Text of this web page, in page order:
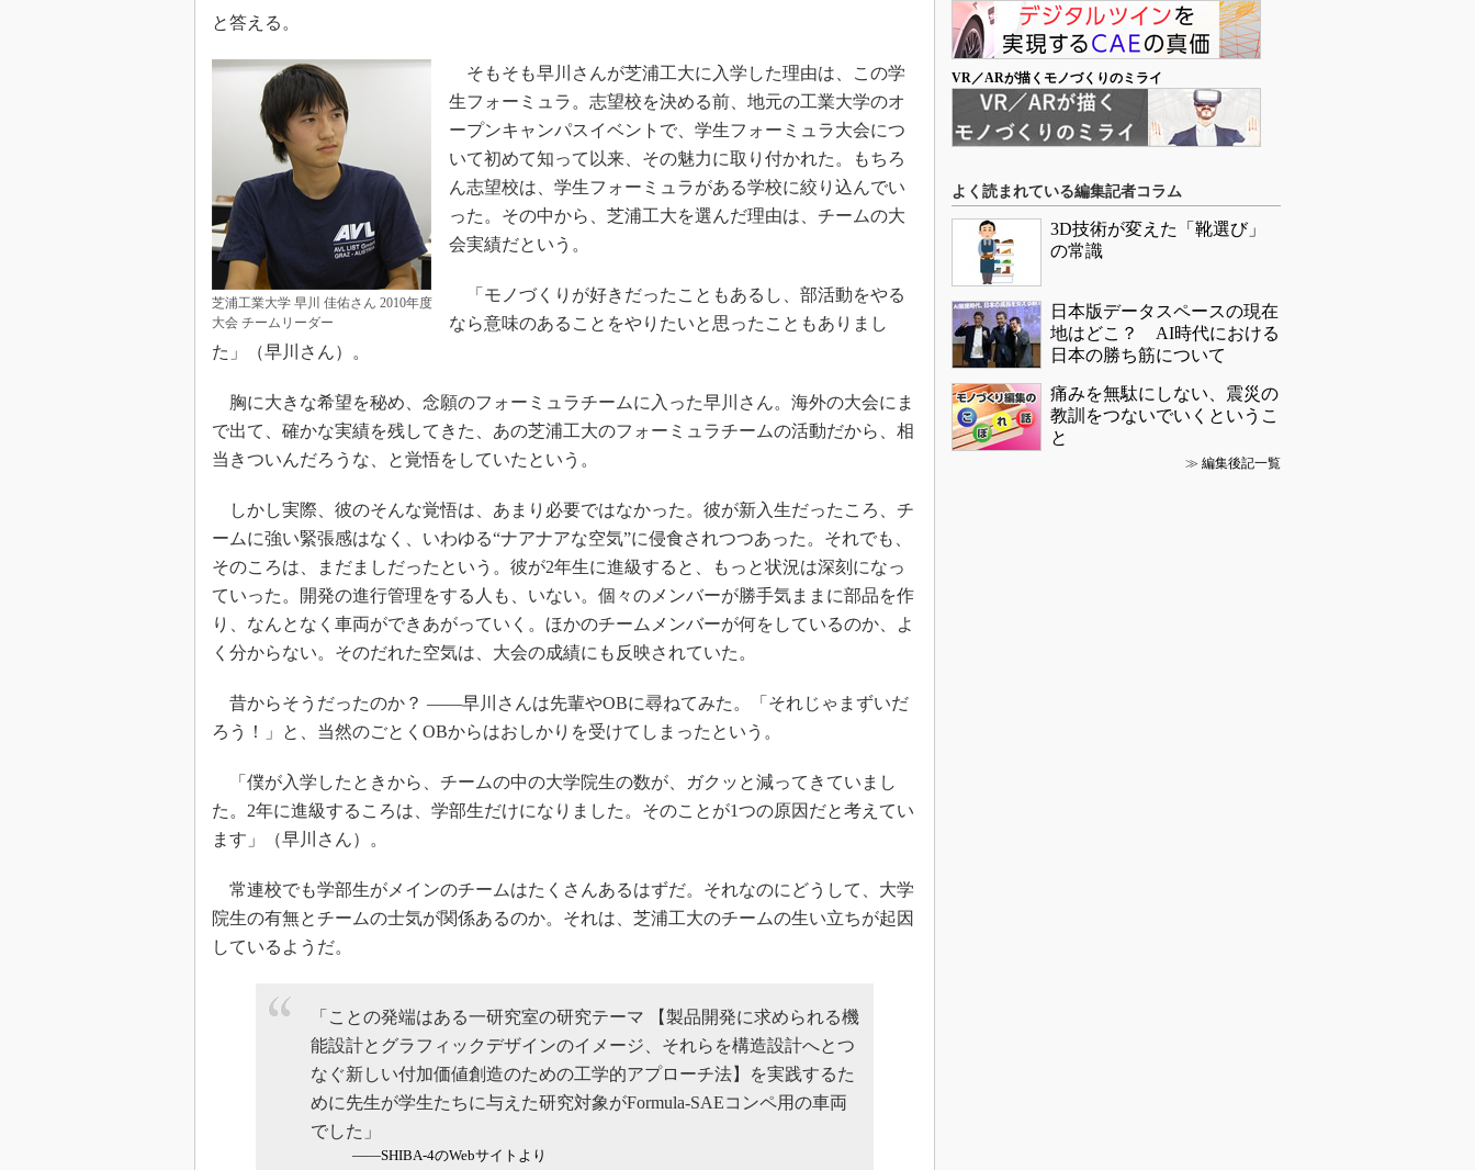
と答える。
芝浦工業大学 早川 佳佑さん 2010年度
大会 チームリーダー
そもそも早川さんが芝浦工大に入学した理由は、この学
生フォーミュラ。志望校を決める前、地元の工業大学のオ
ープンキャンパスイベントで、学生フォーミュラ大会につ
いて初めて知って以来、その魅力に取り付かれた。もちろ
ん志望校は、学生フォーミュラがある学校に絞り込んでい
った。その中から、芝浦工大を選んだ理由は、チームの大
会実績だという。
「モノづくりが好きだったこともあるし、部活動をやる
なら意味のあることをやりたいと思ったこともありまし
た」（早川さん）。
胸に大きな希望を秘め、念願のフォーミュラチームに入った早川さん。海外の大会にま
で出て、確かな実績を残してきた、あの芝浦工大のフォーミュラチームの活動だから、相
当きついんだろうな、と覚悟をしていたという。
しかし実際、彼のそんな覚悟は、あまり必要ではなかった。彼が新入生だったころ、チ
ームに強い緊張感はなく、いわゆる“ナアナアな空気”に侵食されつつあった。それでも、
そのころは、まだましだったという。彼が2年生に進級すると、もっと状況は深刻になっ
ていった。開発の進行管理をする人も、いない。個々のメンバーが勝手気ままに部品を作
り、なんとなく車両ができあがっていく。ほかのチームメンバーが何をしているのか、よ
く分からない。そのだれた空気は、大会の成績にも反映されていた。
昔からそうだったのか？ ――早川さんは先輩やOBに尋ねてみた。「それじゃまずいだ
ろう！」と、当然のごとくOBからはおしかりを受けてしまったという。
「僕が入学したときから、チームの中の大学院生の数が、ガクッと減ってきていまし
た。2年に進級するころは、学部生だけになりました。そのことが1つの原因だと考えてい
ます」（早川さん）。
常連校でも学部生がメインのチームはたくさんあるはずだ。それなのにどうして、大学
院生の有無とチームの士気が関係あるのか。それは、芝浦工大のチームの生い立ちが起因
しているようだ。
「ことの発端はある一研究室の研究テーマ 【製品開発に求められる機
能設計とグラフィックデザインのイメージ、それらを構造設計へとつ
なぐ新しい付加価値創造のための工学的アプローチ法】を実践するた
めに先生が学生たちに与えた研究対象がFormula-SAEコンペ用の車両
でした」
――SHIBA-4のWebサイトより
VR／ARが描くモノづくりのミライ
よく読まれている編集記者コラム
3D技術が変えた「靴選び」
の常識
日本版データスペースの現在
地はどこ？ AI時代における
日本の勝ち筋について
痛みを無駄にしない、震災の
教訓をつないでいくというこ
と
≫ 編集後記一覧